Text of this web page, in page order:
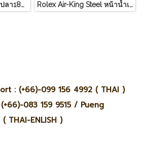
U​S​E​D​ T​ag Heuer ก้างปลา18K ขอบทอง หน้า ครีม Rolex Air-King Steel หน้าน้ำเงิน หลักขีดสภาพดี
: (+66)-099 156 4992 ( THAI )
083 159 9515 / Pueng
( THAI-ENLISH )